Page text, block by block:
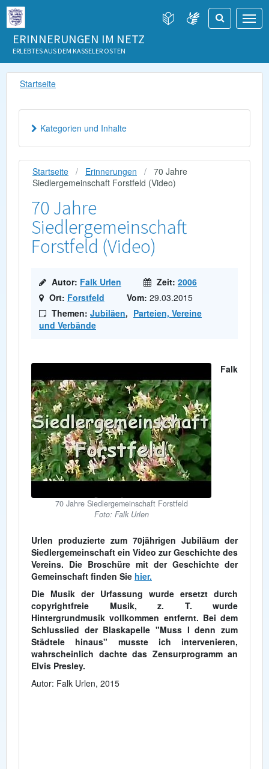
ERINNERUNGEN IM NETZ
ERLEBTES AUS DEM KASSELER OSTEN
Startseite
Startseite Erinnerungen
70 Jahre
Siedlergemeinschaft Forstfeld (Video)
70 Jahre
Siedlergemeinschaft
Forstfeld (Video)
Autor: Falk Urlen Zeit: 2006
Ort: Forstfeld Vom: 29.03.2015
Themen: Jubiläen, Parteien, Vereine
und Verbände
70 Jahre Siedlergemeinschaft Forstfeld
Foto: Falk Urlen
Falk
Urlen produzierte zum 70jährigen Jubiläum der
Siedlergemeinschaft ein Video zur Geschichte des
Vereins. Die Broschüre mit der Geschichte der
Gemeinschaft finden Sie hier.
Die Musik der Urfassung wurde ersetzt durch
copyrightfreie Musik, z. T. wurde
Hintergrundmusik vollkommen entfernt. Bei dem
Schlusslied der Blaskapelle "Muss I denn zum
Städtele hinaus" musste ich intervenieren,
wahrscheinlich dachte das Zensurprogramm an
Elvis Presley.
Autor: Falk Urlen, 2015
Kategorien und Inhalte